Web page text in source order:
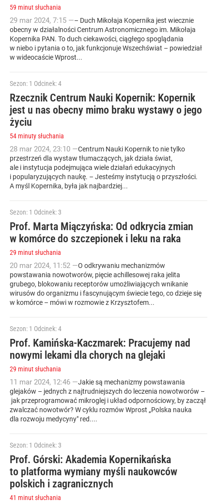
59 minut słuchania
29 mar 2024, 7:15 —– Duch Mikołaja Kopernika jest wiecznie
obecny w działalności Centrum Astronomicznego im. Mikołaja
Kopernika PAN. To duch ciekawości, ciągłego spoglądania
w niebo i pytania o to, jak funkcjonuje Wszechświat – powiedział
w wideocaście Wprost...
Sezon: 1 Odcinek: 4
Rzecznik Centrum Nauki Kopernik: Kopernik
jest u nas obecny mimo braku wystawy o jego
życiu
54 minuty słuchania
28 mar 2024, 23:10 —Centrum Nauki Kopernik to nie tylko
przestrzeń dla wystaw tłumaczących, jak działa świat,
ale i instytucja podejmująca wiele działań edukacyjnych
i popularyzujących naukę. – Jesteśmy instytucją o przyszłości.
A myśl Kopernika, była jak najbardziej...
Sezon: 1 Odcinek: 3
Prof. Marta Miączyńska: Od odkrycia zmian
w komórce do szczepionek i leku na raka
29 minut słuchania
20 mar 2024, 11:52 —O odkrywaniu mechanizmów
powstawania nowotworów, pięcie achillesowej raka jelita
grubego, blokowaniu receptorów umożliwiających wnikanie
wirusów do organizmu i fascynującym świecie tego, co dzieje się
w komórce – mówi w rozmowie z Krzysztofem...
Sezon: 1 Odcinek: 4
Prof. Kamińska-Kaczmarek: Pracujemy nad
nowymi lekami dla chorych na glejaki
29 minut słuchania
11 mar 2024, 12:46 —Jakie są mechanizmy powstawania
glejaków – jednych z najtrudniejszych do leczenia nowotworów –
jak przeprogramować mikroglej i układ odpornościowy, by zaczął
zwalczać nowotwór? W cyklu rozmów Wprost „Polska nauka
dla rozwoju medycyny" red....
Sezon: 1 Odcinek: 3
Prof. Górski: Akademia Kopernikańska
to platforma wymiany myśli naukowców
polskich i zagranicznych
41 minut słuchania